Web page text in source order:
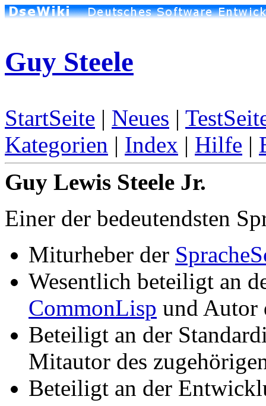
Guy Steele
StartSeite | Neues |
Kategorien | Index | Hilfe |
Guy Lewis Steele Jr.
Einer der bedeutendsten
Miturheber der
Wesentlich beteiligt an
CommonLisp und Autor
Beteiligt an der
Mitautor des
Beteiligt an der